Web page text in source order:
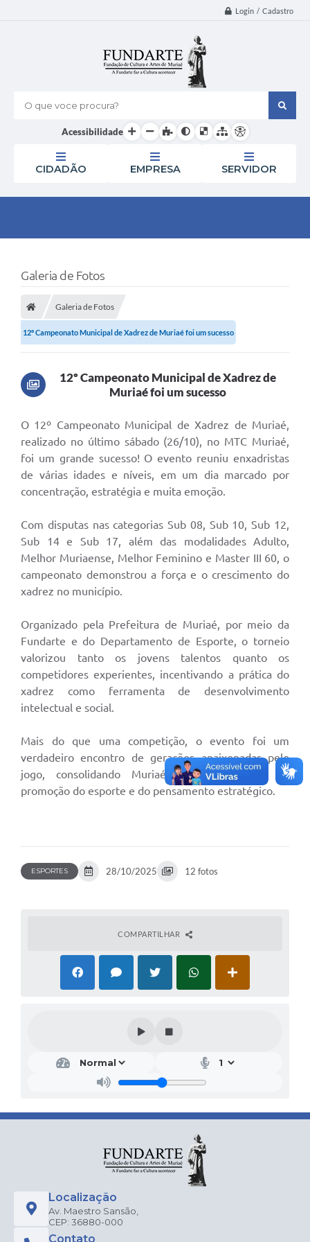
Login / Cadastro
O que voce procura?
Acessibilidade
CIDADÃO EMPRESA SERVIDOR
Galeria de Fotos
Galeria de Fotos
12º Campeonato Municipal de Xadrez de Muriaé foi um sucesso
12º Campeonato Municipal de Xadrez de
Muriaé foi um sucesso
O 12º Campeonato Municipal de Xadrez de Muriaé,
realizado no último sábado (26/10), no MTC Muriaé,
foi um grande sucesso! O evento reuniu enxadristas
de várias idades e níveis, em um dia marcado por
concentração, estratégia e muita emoção.
Com disputas nas categorias Sub 08, Sub 10, Sub 12,
Sub 14 e Sub 17, além das modalidades Adulto,
Melhor Muriaense, Melhor Feminino e Master III 60, o
campeonato demonstrou a força e o crescimento do
xadrez no município.
Organizado pela Prefeitura de Muriaé, por meio da
Fundarte e do Departamento de Esporte, o torneio
valorizou tanto os jovens talentos quanto os
competidores experientes, incentivando a prática do
xadrez como ferramenta de desenvolvimento
intelectual e social.
Mais do que uma competição, o evento foi um
verdadeiro encontro de gerações apaixonadas pelo
jogo, consolidando Muriaé como referência na
promoção do esporte e do pensamento estratégico.
ESPORTES 28/10/2025 12 fotos
COMPARTILHAR
Localização
Av. Maestro Sansão,
CEP: 36880-000
Contato